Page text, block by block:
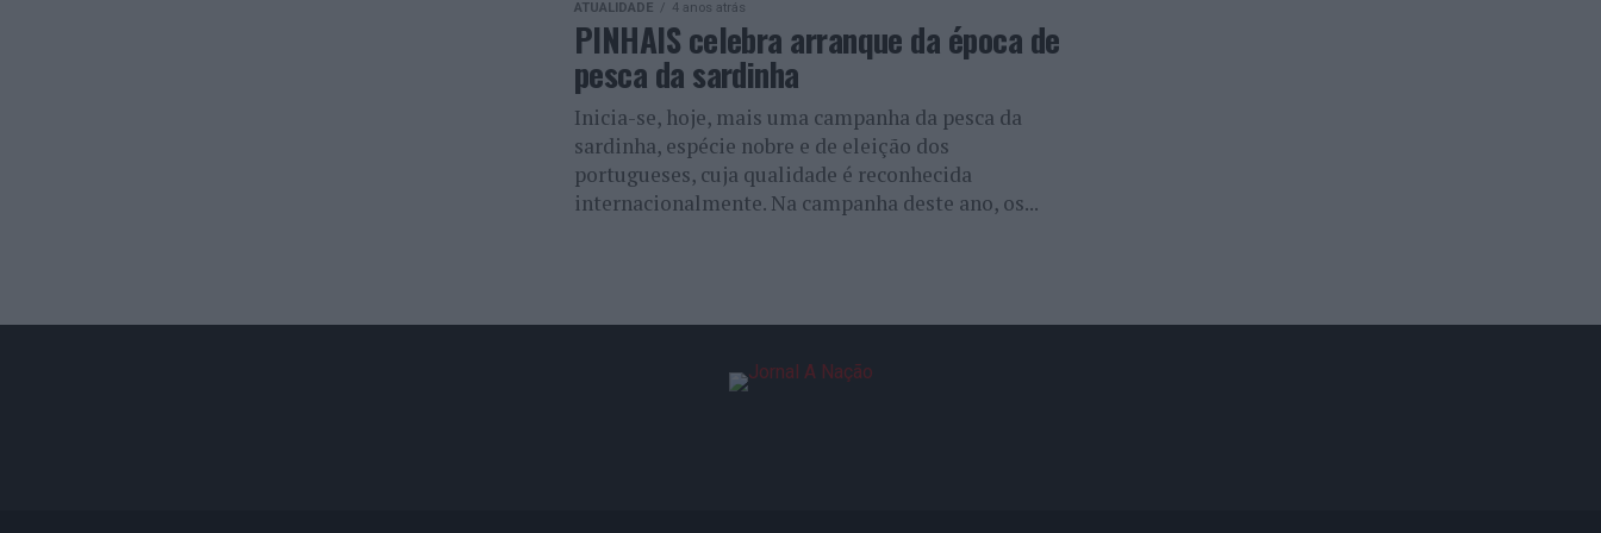
ATUALIDADE 4 anos atrás
PINHAIS celebra arranque da época de
pesca da sardinha
Inicia-se, hoje, mais uma campanha da pesca da
sardinha, espécie nobre e de eleição dos
portugueses, cuja qualidade é reconhecida
internacionalmente. Na campanha deste ano, os...